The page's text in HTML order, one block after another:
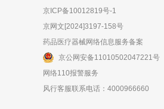
京ICP备10012819号-1
京网文[2024]3197-158号
药品医疗器械网络信息服务备案
京公网安备11010502047221号
网络110报警服务
风行客服联系电话：4000966660